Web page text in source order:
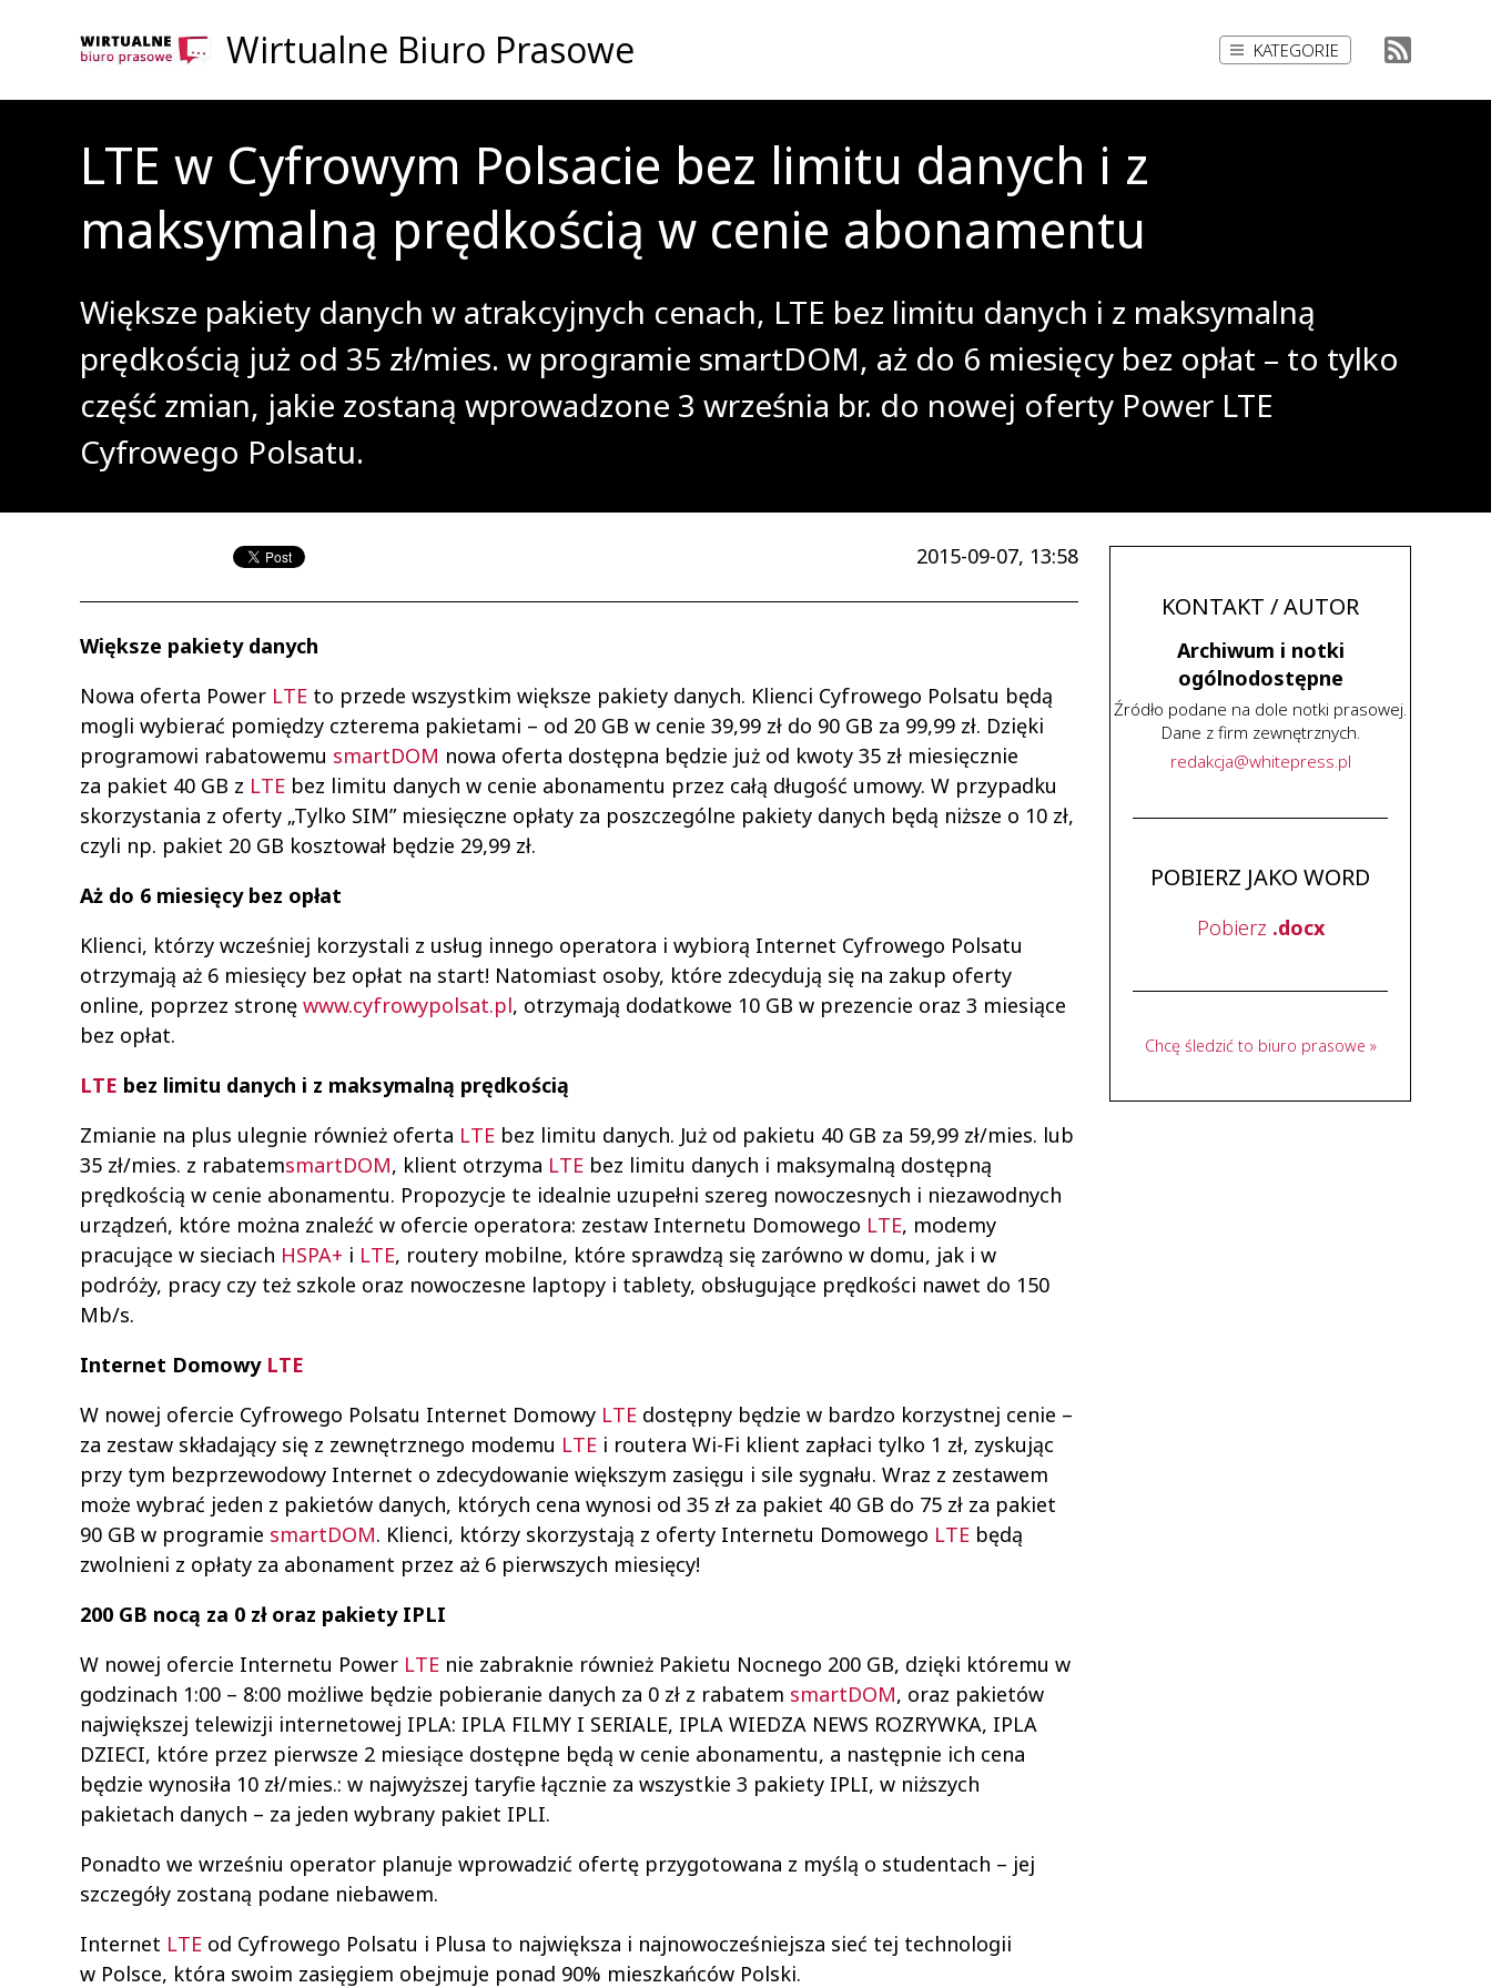
Wirtualne Biuro Prasowe KATEGORIE
LTE w Cyfrowym Polsacie bez limitu danych i z
maksymalną prędkością w cenie abonamentu
Większe pakiety danych w atrakcyjnych cenach, LTE bez limitu danych i z maksymalną
prędkością już od 35 zł/mies. w programie smartDOM, aż do 6 miesięcy bez opłat – to tylko
część zmian, jakie zostaną wprowadzone 3 września br. do nowej oferty Power LTE
Cyfrowego Polsatu.
2015-09-07, 13:58
Większe pakiety danych
Nowa oferta Power LTE to przede wszystkim większe pakiety danych. Klienci Cyfrowego Polsatu będą
mogli wybierać pomiędzy czterema pakietami – od 20 GB w cenie 39,99 zł do 90 GB za 99,99 zł. Dzięki
programowi rabatowemu smartDOM nowa oferta dostępna będzie już od kwoty 35 zł miesięcznie
za pakiet 40 GB z LTE bez limitu danych w cenie abonamentu przez całą długość umowy. W przypadku
skorzystania z oferty „Tylko SIM” miesięczne opłaty za poszczególne pakiety danych będą niższe o 10 zł,
czyli np. pakiet 20 GB kosztował będzie 29,99 zł.
Aż do 6 miesięcy bez opłat
Klienci, którzy wcześniej korzystali z usług innego operatora i wybiorą Internet Cyfrowego Polsatu
otrzymają aż 6 miesięcy bez opłat na start! Natomiast osoby, które zdecydują się na zakup oferty
online, poprzez stronę www.cyfrowypolsat.pl, otrzymają dodatkowe 10 GB w prezencie oraz 3 miesiące
bez opłat.
LTE bez limitu danych i z maksymalną prędkością
Zmianie na plus ulegnie również oferta LTE bez limitu danych. Już od pakietu 40 GB za 59,99 zł/mies. lub
35 zł/mies. z rabatemsmartDOM, klient otrzyma LTE bez limitu danych i maksymalną dostępną
prędkością w cenie abonamentu. Propozycje te idealnie uzupełni szereg nowoczesnych i niezawodnych
urządzeń, które można znaleźć w ofercie operatora: zestaw Internetu Domowego LTE, modemy
pracujące w sieciach HSPA+ i LTE, routery mobilne, które sprawdzą się zarówno w domu, jak i w
podróży, pracy czy też szkole oraz nowoczesne laptopy i tablety, obsługujące prędkości nawet do 150
Mb/s.
Internet Domowy LTE
W nowej ofercie Cyfrowego Polsatu Internet Domowy LTE dostępny będzie w bardzo korzystnej cenie –
za zestaw składający się z zewnętrznego modemu LTE i routera Wi-Fi klient zapłaci tylko 1 zł, zyskując
przy tym bezprzewodowy Internet o zdecydowanie większym zasięgu i sile sygnału. Wraz z zestawem
może wybrać jeden z pakietów danych, których cena wynosi od 35 zł za pakiet 40 GB do 75 zł za pakiet
90 GB w programie smartDOM. Klienci, którzy skorzystają z oferty Internetu Domowego LTE będą
zwolnieni z opłaty za abonament przez aż 6 pierwszych miesięcy!
200 GB nocą za 0 zł oraz pakiety IPLI
W nowej ofercie Internetu Power LTE nie zabraknie również Pakietu Nocnego 200 GB, dzięki któremu w
godzinach 1:00 – 8:00 możliwe będzie pobieranie danych za 0 zł z rabatem smartDOM, oraz pakietów
największej telewizji internetowej IPLA: IPLA FILMY I SERIALE, IPLA WIEDZA NEWS ROZRYWKA, IPLA
DZIECI, które przez pierwsze 2 miesiące dostępne będą w cenie abonamentu, a następnie ich cena
będzie wynosiła 10 zł/mies.: w najwyższej taryfie łącznie za wszystkie 3 pakiety IPLI, w niższych
pakietach danych – za jeden wybrany pakiet IPLI.
Ponadto we wrześniu operator planuje wprowadzić ofertę przygotowana z myślą o studentach – jej
szczegóły zostaną podane niebawem.
Internet LTE od Cyfrowego Polsatu i Plusa to największa i najnowocześniejsza sieć tej technologii
w Polsce, która swoim zasięgiem obejmuje ponad 90% mieszkańców Polski.
KONTAKT / AUTOR
Archiwum i notki
ogólnodostępne
Źródło podane na dole notki prasowej.
Dane z firm zewnętrznych.
redakcja@whitepress.pl
POBIERZ JAKO WORD
Pobierz .docx
Chcę śledzić to biuro prasowe »